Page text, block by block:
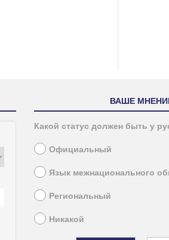
ВАШЕ
Какой статус должен быть у
Официальный
Язык межнационального
Региональный
Никакой